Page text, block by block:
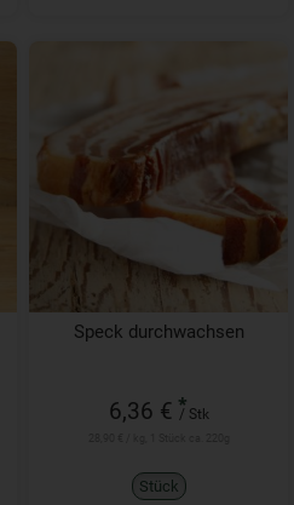
Speck durchwachsen
6,36 € *
/ Stk
Stück